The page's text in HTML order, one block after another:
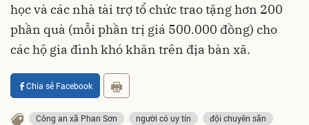
học và các nhà tài trợ tổ chức trao tặng hơn 200
phần quà (mỗi phần trị giá 500.000 đồng) cho
các hộ gia đình khó khăn trên địa bàn xã.
Chia sẻ Facebook
Công an xã Phan Sơn người có uy tín
đội chuyên săn